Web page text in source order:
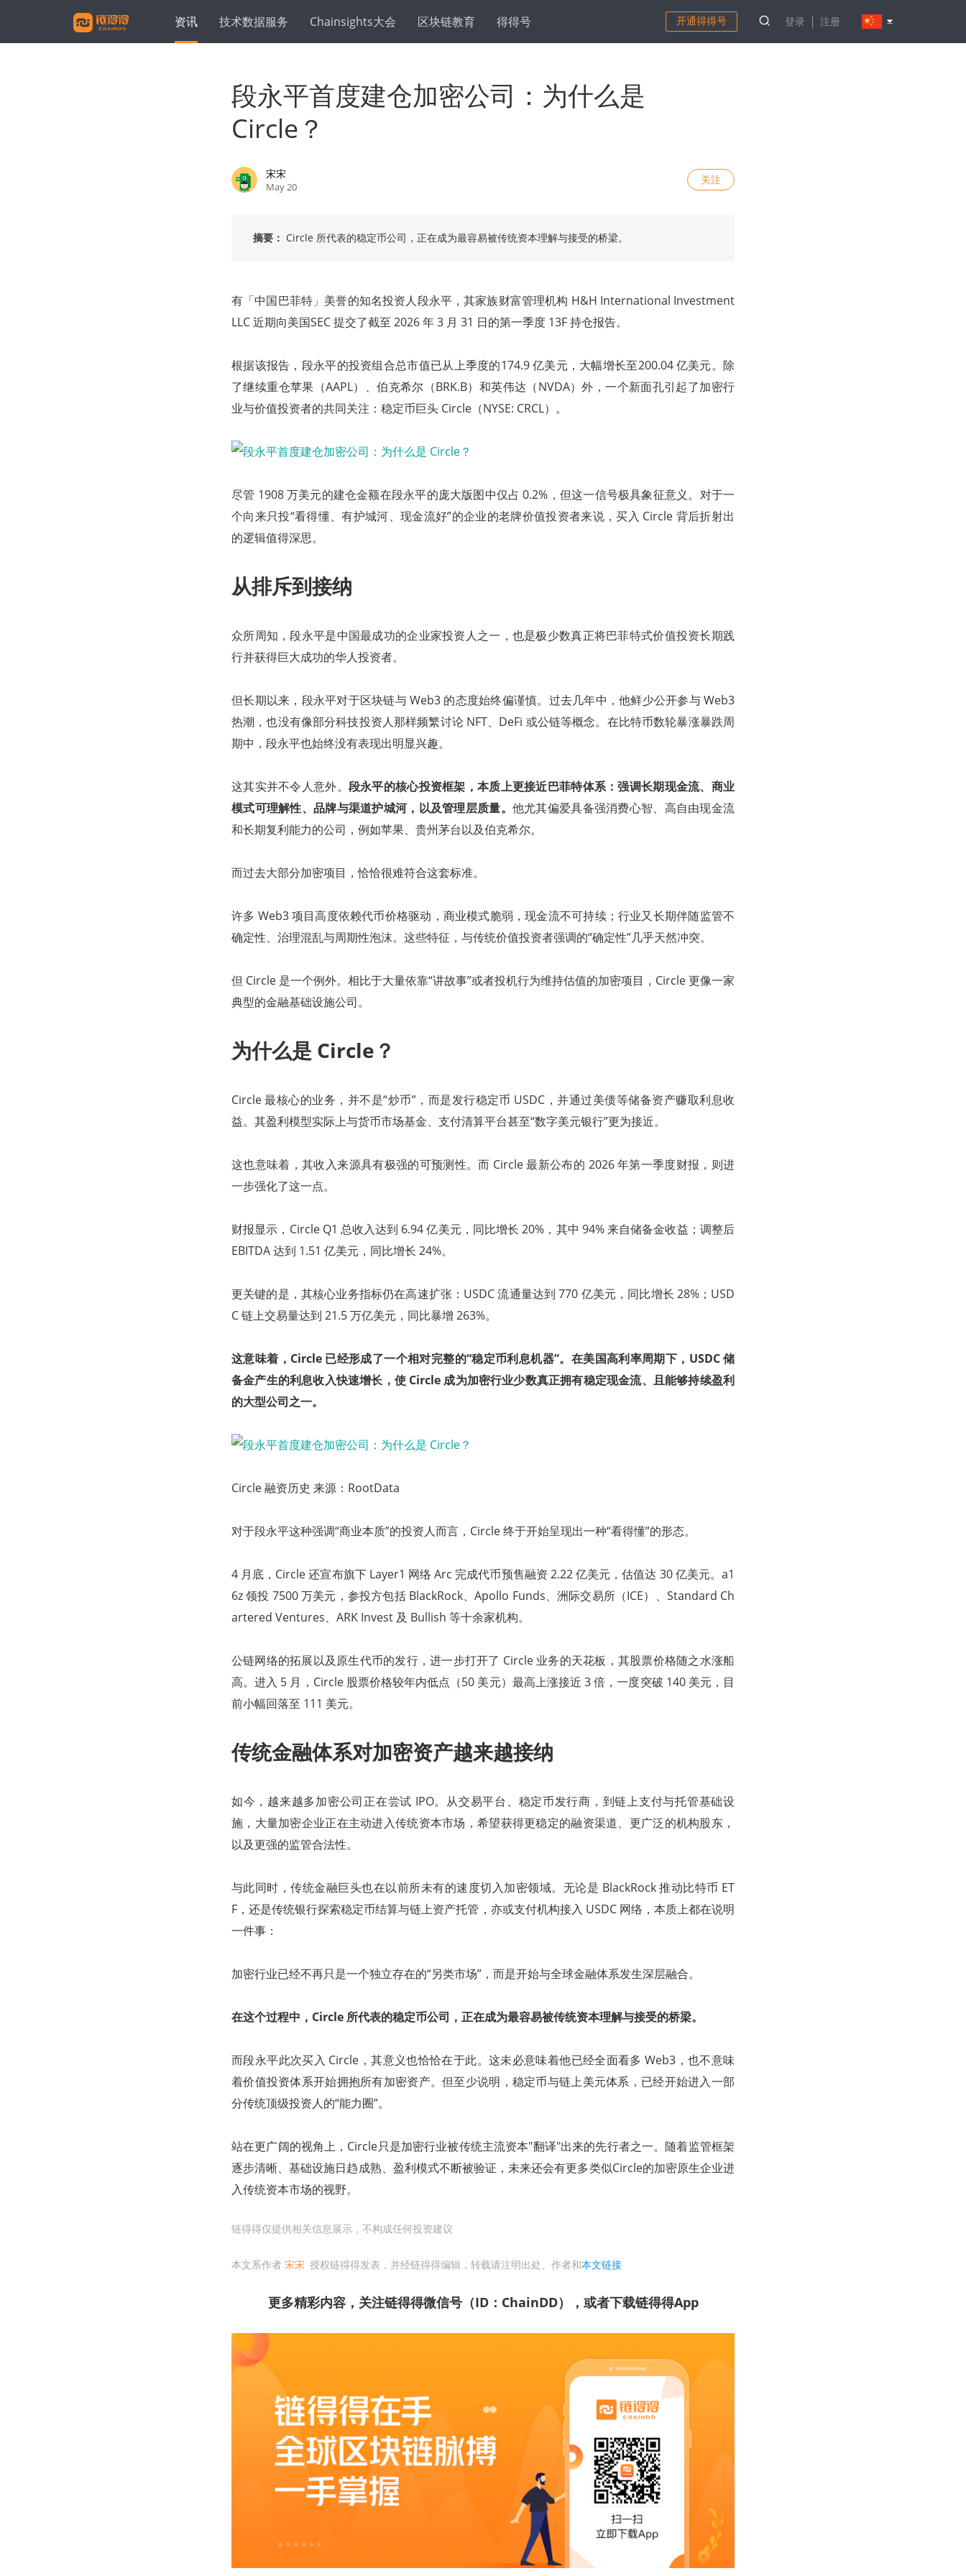
资讯 技术数据服务 Chainsights大会 区块链教育 得得号 开通得得号 登录 注册
段永平首度建仓加密公司：为什么是
Circle？
宋宋
May 20
关注
摘要： Circle 所代表的稳定币公司，正在成为最容易被传统资本理解与接受的桥梁。
有「中国巴菲特」美誉的知名投资人段永平，其家族财富管理机构 H&H International Investment
LLC 近期向美国SEC 提交了截至 2026 年 3 月 31 日的第一季度 13F 持仓报告。
根据该报告，段永平的投资组合总市值已从上季度的174.9 亿美元，大幅增长至200.04 亿美元。除
了继续重仓苹果（AAPL）、伯克希尔（BRK.B）和英伟达（NVDA）外，一个新面孔引起了加密行
业与价值投资者的共同关注：稳定币巨头 Circle（NYSE: CRCL）。
尽管 1908 万美元的建仓金额在段永平的庞大版图中仅占 0.2%，但这一信号极具象征意义。对于一
个向来只投“看得懂、有护城河、现金流好”的企业的老牌价值投资者来说，买入 Circle 背后折射出
的逻辑值得深思。
从排斥到接纳
众所周知，段永平是中国最成功的企业家投资人之一，也是极少数真正将巴菲特式价值投资长期践
行并获得巨大成功的华人投资者。
但长期以来，段永平对于区块链与 Web3 的态度始终偏谨慎。过去几年中，他鲜少公开参与 Web3
热潮，也没有像部分科技投资人那样频繁讨论 NFT、DeFi 或公链等概念。在比特币数轮暴涨暴跌周
期中，段永平也始终没有表现出明显兴趣。
这其实并不令人意外。 段永平的核心投资框架，本质上更接近巴菲特体系：强调长期现金流、商业
模式可理解性、品牌与渠道护城河，以及管理层质量。 他尤其偏爱具备强消费心智、高自由现金流
和长期复利能力的公司，例如苹果、贵州茅台以及伯克希尔。
而过去大部分加密项目，恰恰很难符合这套标准。
许多 Web3 项目高度依赖代币价格驱动，商业模式脆弱，现金流不可持续；行业又长期伴随监管不
确定性、治理混乱与周期性泡沫。这些特征，与传统价值投资者强调的“确定性”几乎天然冲突。
但 Circle 是一个例外。相比于大量依靠“讲故事”或者投机行为维持估值的加密项目，Circle 更像一家
典型的金融基础设施公司。
为什么是 Circle？
Circle 最核心的业务，并不是“炒币”，而是发行稳定币 USDC，并通过美债等储备资产赚取利息收
益。其盈利模型实际上与货币市场基金、支付清算平台甚至“数字美元银行”更为接近。
这也意味着，其收入来源具有极强的可预测性。而 Circle 最新公布的 2026 年第一季度财报，则进
一步强化了这一点。
财报显示，Circle Q1 总收入达到 6.94 亿美元，同比增长 20%，其中 94% 来自储备金收益；调整后
EBITDA 达到 1.51 亿美元，同比增长 24%。
更关键的是，其核心业务指标仍在高速扩张：USDC 流通量达到 770 亿美元，同比增长 28%；USD
C 链上交易量达到 21.5 万亿美元，同比暴增 263%。
这意味着，Circle 已经形成了一个相对完整的“稳定币利息机器”。在美国高利率周期下，USDC 储
备金产生的利息收入快速增长，使 Circle 成为加密行业少数真正拥有稳定现金流、且能够持续盈利
的大型公司之一。
Circle 融资历史 来源：RootData
对于段永平这种强调“商业本质”的投资人而言，Circle 终于开始呈现出一种“看得懂”的形态。
4 月底，Circle 还宣布旗下 Layer1 网络 Arc 完成代币预售融资 2.22 亿美元，估值达 30 亿美元。a1
6z 领投 7500 万美元，参投方包括 BlackRock、Apollo Funds、洲际交易所（ICE）、Standard Ch
artered Ventures、ARK Invest 及 Bullish 等十余家机构。
公链网络的拓展以及原生代币的发行，进一步打开了 Circle 业务的天花板，其股票价格随之水涨船
高。进入 5 月，Circle 股票价格较年内低点（50 美元）最高上涨接近 3 倍，一度突破 140 美元，目
前小幅回落至 111 美元。
传统金融体系对加密资产越来越接纳
如今，越来越多加密公司正在尝试 IPO。从交易平台、稳定币发行商，到链上支付与托管基础设
施，大量加密企业正在主动进入传统资本市场，希望获得更稳定的融资渠道、更广泛的机构股东，
以及更强的监管合法性。
与此同时，传统金融巨头也在以前所未有的速度切入加密领域。无论是 BlackRock 推动比特币 ET
F，还是传统银行探索稳定币结算与链上资产托管，亦或支付机构接入 USDC 网络，本质上都在说明
一件事：
加密行业已经不再只是一个独立存在的“另类市场”，而是开始与全球金融体系发生深层融合。
在这个过程中，Circle 所代表的稳定币公司，正在成为最容易被传统资本理解与接受的桥梁。
而段永平此次买入 Circle，其意义也恰恰在于此。这未必意味着他已经全面看多 Web3，也不意味
着价值投资体系开始拥抱所有加密资产。但至少说明，稳定币与链上美元体系，已经开始进入一部
分传统顶级投资人的“能力圈”。
站在更广阔的视角上，Circle只是加密行业被传统主流资本"翻译"出来的先行者之一。随着监管框架
逐步清晰、基础设施日趋成熟、盈利模式不断被验证，未来还会有更多类似Circle的加密原生企业进
入传统资本市场的视野。
链得得仅提供相关信息展示，不构成任何投资建议
本文系作者 宋宋 授权链得得发表，并经链得得编辑，转载请注明出处、作者和本文链接
更多精彩内容，关注链得得微信号（ID：ChainDD），或者下载链得得App